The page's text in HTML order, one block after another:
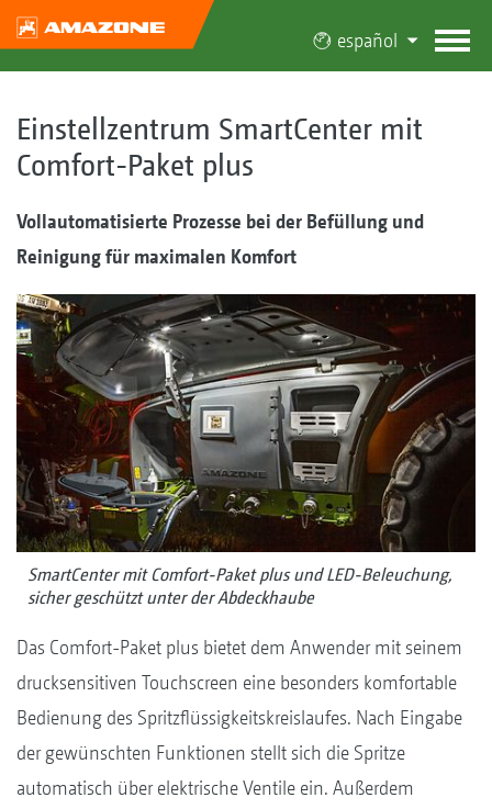
español
Einstellzentrum SmartCenter mit
Comfort-Paket plus
Vollautomatisierte Prozesse bei der Befüllung und
Reinigung für maximalen Komfort
SmartCenter mit Comfort-Paket plus und LED-Beleuchung,
sicher geschützt unter der Abdeckhaube
Das Comfort-Paket plus bietet dem Anwender mit seinem
drucksensitiven Touchscreen eine besonders komfortable
Bedienung des Spritzflüssigkeitskreislaufes. Nach Eingabe
der gewünschten Funktionen stellt sich die Spritze
automatisch über elektrische Ventile ein. Außerdem